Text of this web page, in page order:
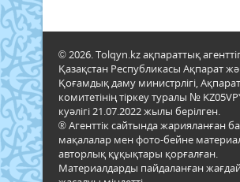
© 2026. Tolqyn.kz ақпараттық
Қазақстан Республикасы Ақпарат
Қоғамдық даму министрлігі, Ақпарат
комитетінің тіркеу туралы №
куәлігі 21.07.2022 жылы берілген.
® Агенттік сайтында жарияланған
мақалалар мен фото-бейне
авторлық құқықтары қорғалған.
Материалдарды пайдаланған